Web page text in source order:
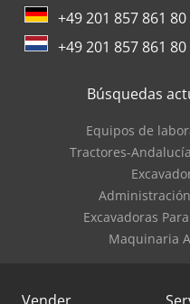
+49 201 857 861 80
+49 201 857 861 80
Búsquedas
Equipos de
Tractores-Andalucía
Excavadoras
Maquinaria